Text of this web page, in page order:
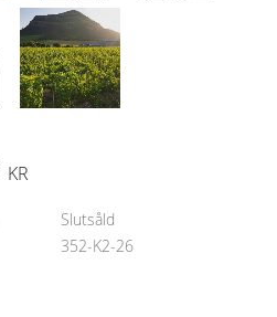
KR
Slutsåld
352-K2-26